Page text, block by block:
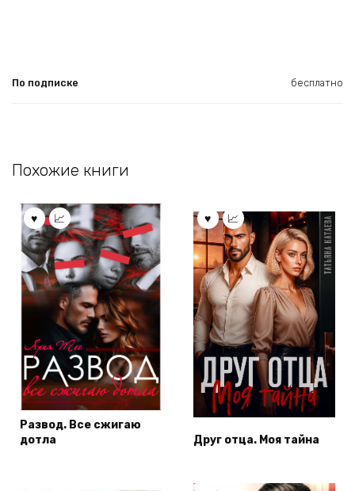
По подписке бесплатно
Похожие книги
Развод. Все сжигаю
дотла
Друг отца. Моя тайна